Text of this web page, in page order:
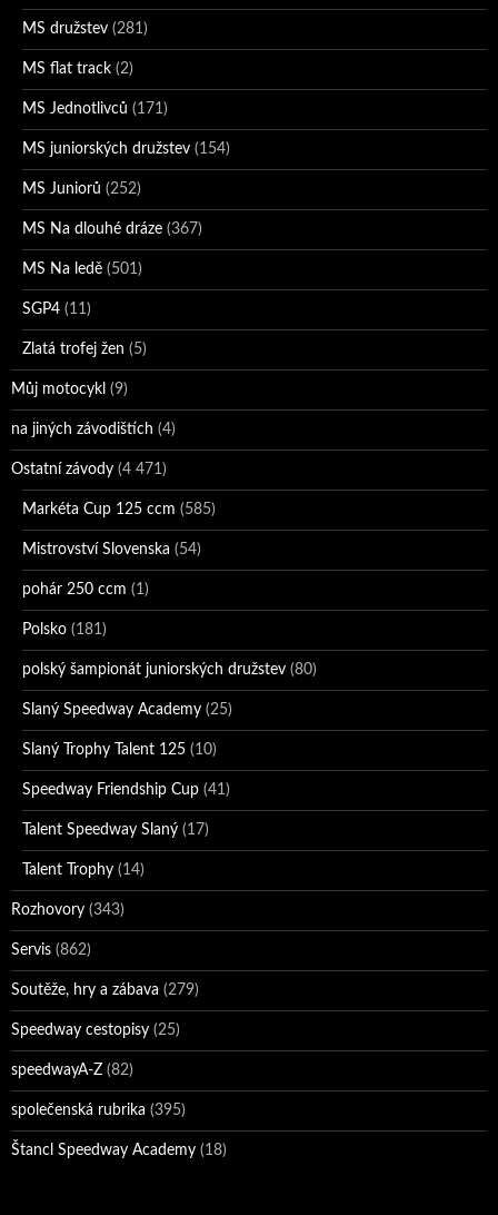
MS družstev (281)
MS flat track (2)
MS Jednotlivců (171)
MS juniorských družstev (154)
MS Juniorů (252)
MS Na dlouhé dráze (367)
MS Na ledě (501)
SGP4 (11)
Zlatá trofej žen (5)
Můj motocykl (9)
na jiných závodištích (4)
Ostatní závody (4 471)
Markéta Cup 125 ccm (585)
Mistrovství Slovenska (54)
pohár 250 ccm (1)
Polsko (181)
polský šampionát juniorských družstev (80)
Slaný Speedway Academy (25)
Slaný Trophy Talent 125 (10)
Speedway Friendship Cup (41)
Talent Speedway Slaný (17)
Talent Trophy (14)
Rozhovory (343)
Servis (862)
Soutěže, hry a zábava (279)
Speedway cestopisy (25)
speedwayA-Z (82)
společenská rubrika (395)
Štancl Speedway Academy (18)